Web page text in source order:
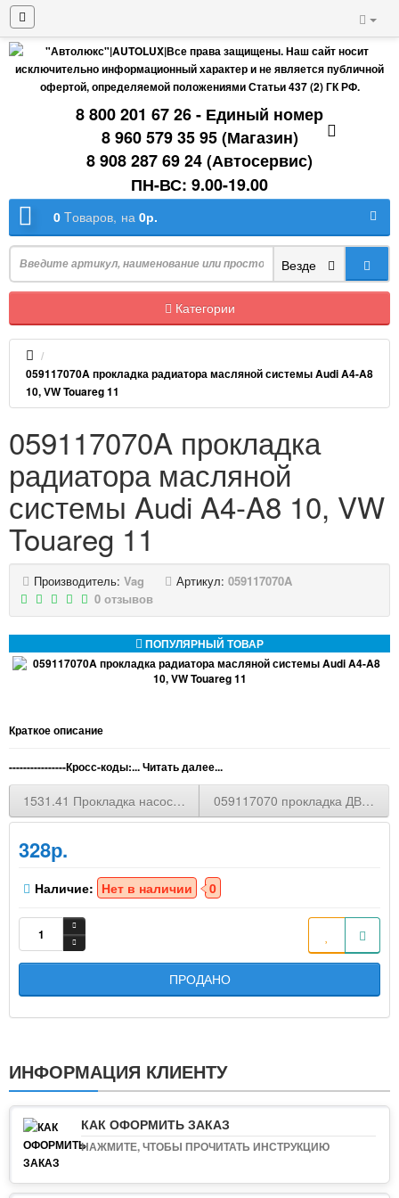
8 800 201 67 26 - Единый номер
8 960 579 35 95 (Магазин)
8 908 287 69 24 (Автосервис)
ПН-ВС: 9.00-19.00
0 Tоваров, на 0р.
Везде
Категории
059117070A прокладка радиатора масляной системы Audi A4-A8
10, VW Touareg 11
059117070A прокладка
радиатора масляной
системы Audi A4-A8 10, VW
Touareg 11
Производитель: Vag Артикул: 059117070A
0 отзывов
ПОПУЛЯРНЫЙ ТОВАР
Краткое описание
----------------Кросс-коды:...Читать далее...
1531.41 Прокладка насоса топливной системы CITROEN/
059117070 прокладка ДВС
328р.
Наличие: Нет в наличии 0
ПРОДАНО
ИНФОРМАЦИЯ КЛИЕНТУ
КАК ОФОРМИТЬ ЗАКАЗ
НАЖМИТЕ, ЧТОБЫ ПРОЧИТАТЬ ИНСТРУКЦИЮ